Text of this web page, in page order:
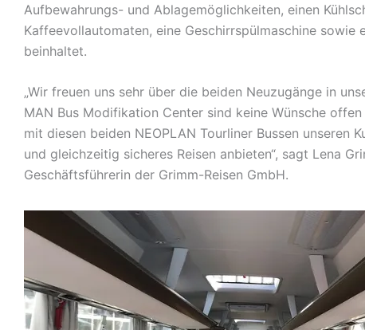
Aufbewahrungs- und Ablagemöglichkeiten, einen
Kaffeevollautomaten, eine Geschirrspülmaschine sowie
beinhaltet.
„Wir freuen uns sehr über die beiden Neuzugänge in
MAN Bus Modifikation Center sind keine Wünsche
mit diesen beiden NEOPLAN Tourliner Bussen unseren
und gleichzeitig sicheres Reisen anbieten“, sagt Lena
Geschäftsführerin der Grimm-Reisen GmbH.